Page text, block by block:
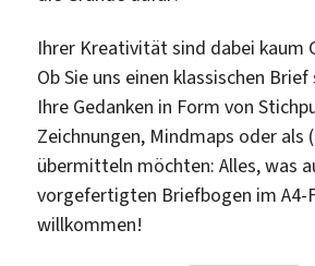
Ihrer Kreativität sind dabei kaum
Ob Sie uns einen klassischen Brief
Ihre Gedanken in Form von
Zeichnungen, Mindmaps oder als
übermitteln möchten: Alles, was
vorgefertigten Briefbogen im
willkommen!